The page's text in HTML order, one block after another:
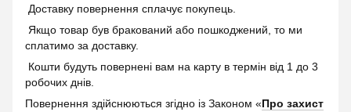
Доставку повернення сплачує покупець.
Якщо товар був бракований або пошкоджений, то ми
сплатимо за доставку.
Кошти будуть повернені вам на карту в термін від 1 до 3
робочих днів.
Повернення здійснюються згідно із Законом «Про захист